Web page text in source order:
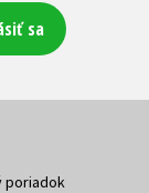
sa
poriadok